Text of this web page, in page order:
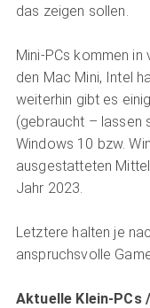
das zeigen sollen.
Mini-PCs kommen
den Mac Mini, Intel
weiterhin gibt es
(gebraucht – lassen
Windows 10 bzw.
ausgestatteten
Jahr 2023.
Letztere halten je
anspruchsvolle
Aktuelle Klein-PCs